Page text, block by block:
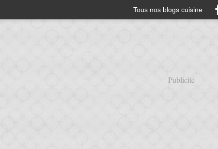
Tous nos blogs cuisine
Publicité